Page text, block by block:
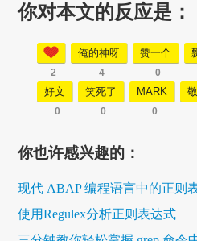
你对本文的反应是：
2
俺的神呀
4
赞一个
0
好文
0
笑死了
0
MARK
0
你也许感兴趣的：
现代 ABAP 编程语言中的正则
使用Regulex分析正则表达式